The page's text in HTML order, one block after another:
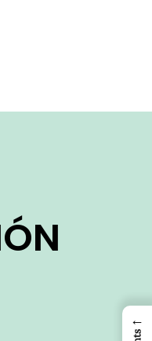
←